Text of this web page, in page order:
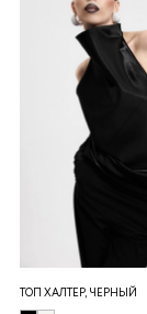
ТОП ХАЛТЕР, ЧЕРНЫЙ